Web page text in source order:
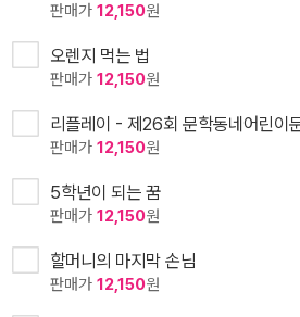
판매가 12,150원
오렌지 먹는 법
판매가 12,150원
리플레이 - 제26회 문학동네어린이
판매가 12,150원
5학년이 되는 꿈
판매가 12,150원
할머니의 마지막 손님
판매가 12,150원